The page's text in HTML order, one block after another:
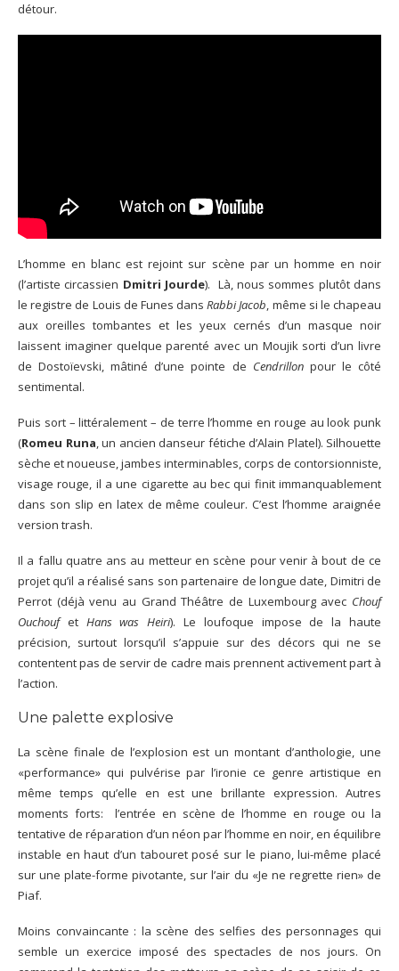
détour.
L’homme en blanc est rejoint sur scène par un homme en noir
(l’artiste circassien Dmitri Jourde). Là, nous sommes plutôt dans
le registre de Louis de Funes dansRabbi Jacob, même si le chapeau
aux oreilles tombantes et les yeux cernés d’un masque noir
laissent imaginer quelque parenté avec un Moujik sorti d’un livre
de Dostoïevski, mâtiné d’une pointe de Cendrillon pour le côté
sentimental.
Puis sort – littéralement – de terre l’homme en rouge au look punk
(Romeu Runa, un ancien danseur fétiche d’Alain Platel). Silhouette
sèche et noueuse, jambes interminables, corps de contorsionniste,
visage rouge, il a une cigarette au bec qui finit immanquablement
dans son slip en latex de même couleur. C’est l’homme araignée
version trash.
Il a fallu quatre ans au metteur en scène pour venir à bout de ce
projet qu’il a réalisé sans son partenaire de longue date, Dimitri de
Perrot (déjà venu au Grand Théâtre de Luxembourg avec Chouf
Ouchouf et Hans was Heiri). Le loufoque impose de la haute
précision, surtout lorsqu’il s’appuie sur des décors qui ne se
contentent pas de servir de cadre mais prennent activement part à
l’action.
Une palette explosive
La scène finale de l’explosion est un montant d’anthologie, une
«performance» qui pulvérise par l’ironie ce genre artistique en
même temps qu’elle en est une brillante expression. Autres
moments forts: l’entrée en scène de l’homme en rouge ou la
tentative de réparation d’un néon par l’homme en noir, en équilibre
instable en haut d’un tabouret posé sur le piano, lui-même placé
sur une plate-forme pivotante, sur l’air du «Je ne regrette rien» de
Piaf.
Moins convaincante : la scène des selfies des personnages qui
semble un exercice imposé des spectacles de nos jours. On